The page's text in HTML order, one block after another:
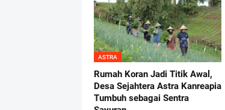
ASTRA
Rumah Koran Jadi Titik Awal,
Desa Sejahtera Astra Kanreapia
Tumbuh sebagai Sentra